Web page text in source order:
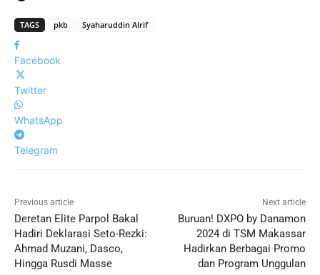
TAGS pkb Syaharuddin Alrif
Facebook
Twitter
WhatsApp
Telegram
Previous article
Deretan Elite Parpol Bakal
Hadiri Deklarasi Seto-Rezki:
Ahmad Muzani, Dasco,
Hingga Rusdi Masse
Next article
Buruan! DXPO by Danamon
2024 di TSM Makassar
Hadirkan Berbagai Promo
dan Program Unggulan